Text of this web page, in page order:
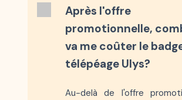
Après l'offre
promotionnelle,
va me coûter le
télépéage Ulys?
Au-delà de l'offre